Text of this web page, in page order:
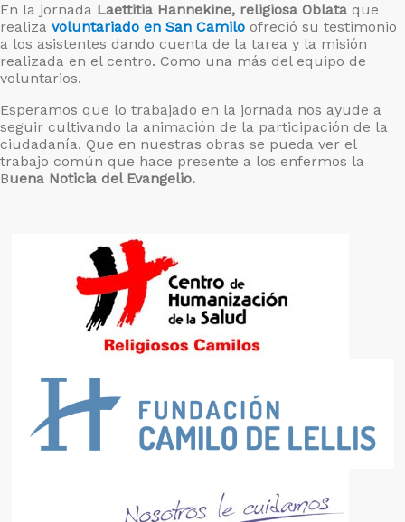
En la jornada Laettitia Hannekine, religiosa Oblata que
realiza voluntariado en San Camilo ofreció su testimonio
a los asistentes dando cuenta de la tarea y la misión
realizada en el centro. Como una más del equipo de
voluntarios.
Esperamos que lo trabajado en la jornada nos ayude a
seguir cultivando la animación de la participación de la
ciudadanía. Que en nuestras obras se pueda ver el
trabajo común que hace presente a los enfermos la
Buena Noticia del Evangelio.